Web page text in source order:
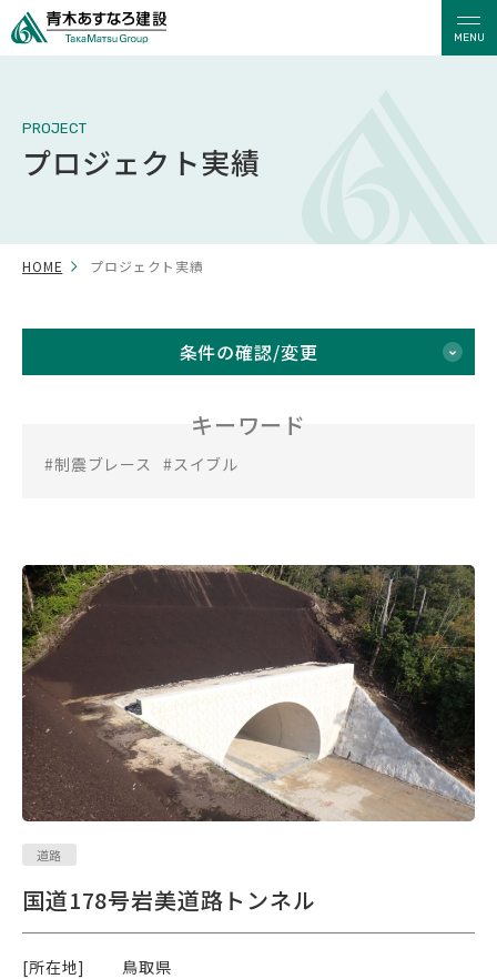
MENU
PROJECT
プロジェクト実績
HOME プロジェクト実績
条件の確認/変更
キーワード
#制震ブレース #スイブル
道路
国道178号岩美道路トンネル
[所在地]
鳥取県